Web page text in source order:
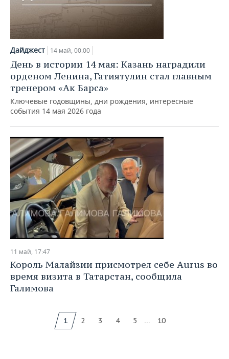
Дайджест 14 май, 00:00
День в истории 14 мая: Казань наградили
орденом Ленина, Гатиятулин стал главным
тренером «Ак Барса»
Ключевые годовщины, дни рождения, интересные
события 14 мая 2026 года
11 май, 17:47
Король Малайзии присмотрел себе Aurus во
время визита в Татарстан, сообщила
Галимова
1 2 3 4 5 ... 10